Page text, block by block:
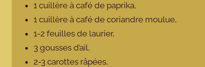
1 cuillère à café de paprika,
1 cuillère à café de coriandre moulue,
1-2 feuilles de laurier,
3 gousses d’ail,
2-3 carottes râpées,